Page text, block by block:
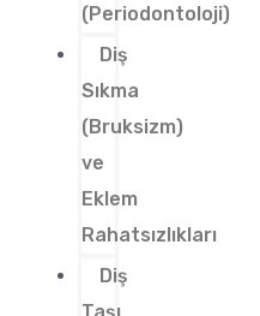
(Periodontoloji)
Diş
Sıkma
(Bruksizm)
ve
Eklem
Rahatsızlıkları
Diş